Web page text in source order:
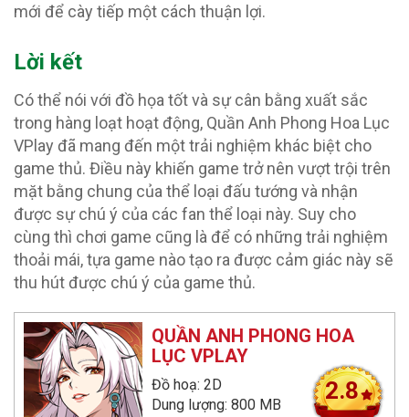
mới để cày tiếp một cách thuận lợi.
Lời kết
Có thể nói với đồ họa tốt và sự cân bằng xuất sắc
trong hàng loạt hoạt động, Quần Anh Phong Hoa Lục
VPlay đã mang đến một trải nghiệm khác biệt cho
game thủ. Điều này khiến game trở nên vượt trội trên
mặt bằng chung của thể loại đấu tướng và nhận
được sự chú ý của các fan thể loại này. Suy cho
cùng thì chơi game cũng là để có những trải nghiệm
thoải mái, tựa game nào tạo ra được cảm giác này sẽ
thu hút được chú ý của game thủ.
QUẦN ANH PHONG HOA
LỤC VPLAY
Đồ hoạ: 2D
Dung lượng: 800 MB
2.8